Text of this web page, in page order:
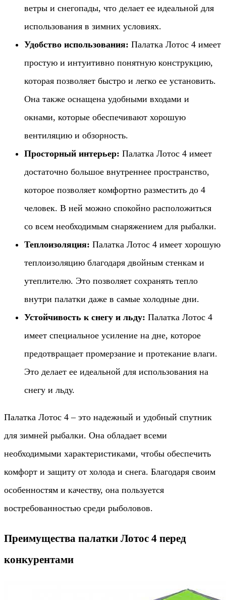
ветры и снегопады, что делает ее идеальной для
использования в зимних условиях.
Удобство использования: Палатка Лотос 4 имеет
простую и интуитивно понятную конструкцию,
которая позволяет быстро и легко ее установить.
Она также оснащена удобными входами и
окнами, которые обеспечивают хорошую
вентиляцию и обзорность.
Просторный интерьер: Палатка Лотос 4 имеет
достаточно большое внутреннее пространство,
которое позволяет комфортно разместить до 4
человек. В ней можно спокойно расположиться
со всем необходимым снаряжением для рыбалки.
Теплоизоляция: Палатка Лотос 4 имеет хорошую
теплоизоляцию благодаря двойным стенкам и
утеплителю. Это позволяет сохранять тепло
внутри палатки даже в самые холодные дни.
Устойчивость к снегу и льду: Палатка Лотос 4
имеет специальное усиление на дне, которое
предотвращает промерзание и протекание влаги.
Это делает ее идеальной для использования на
снегу и льду.
Палатка Лотос 4 – это надежный и удобный спутник
для зимней рыбалки. Она обладает всеми
необходимыми характеристиками, чтобы обеспечить
комфорт и защиту от холода и снега. Благодаря своим
особенностям и качеству, она пользуется
востребованностью среди рыболовов.
Преимущества палатки Лотос 4 перед
конкурентами